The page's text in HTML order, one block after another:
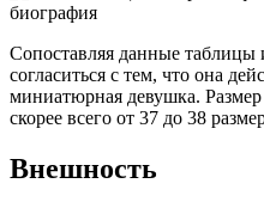
Сопоставляя данные
согласиться с тем, что она
миниатюрная девушка.
скорее всего от 37 до 38
Внешность